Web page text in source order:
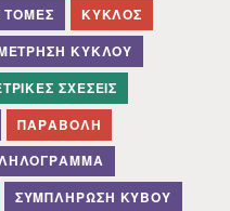
ΤΟΜΈΣ ΚΎΚΛΟΣ
ΚΎΚΛΟΥ
ΣΧΈΣΕΙΣ
ΠΑΡΑΒΟΛΉ
ΣΥΜΠΛΉΡΩΣΗ ΚΎΒΟΥ